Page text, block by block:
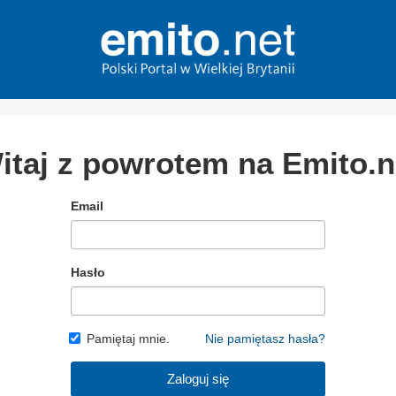
z powrotem na
Email
Hasło
Pamiętaj mnie. Nie pamiętasz hasła?
Zaloguj się